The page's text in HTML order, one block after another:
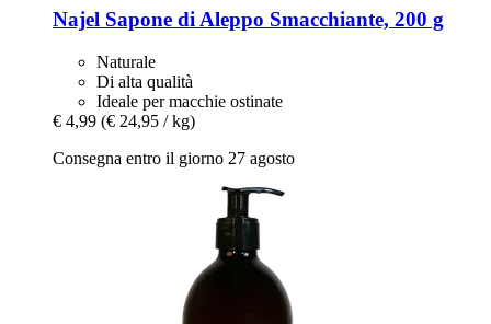
Najel Sapone di Aleppo Smacchiante, 200 g
Naturale
Di alta qualità
Ideale per macchie ostinate
€ 4,99 (€ 24,95 / kg)
Consegna entro il giorno 27 agosto